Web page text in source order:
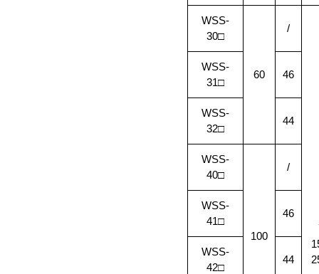
WSS-
30□
60
/
WSS-
31□
46
WSS-
32□
44
WSS-
40□
100
/
WSS-
41□
46
WSS-
42□
44